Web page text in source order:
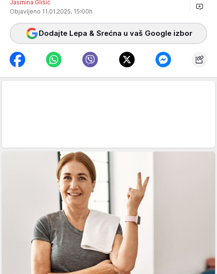
Jasmina Glišić
Objavljeno 11.01.2025. 15:00h
Dodajte Lepa & Srećna u vaš Google izbor